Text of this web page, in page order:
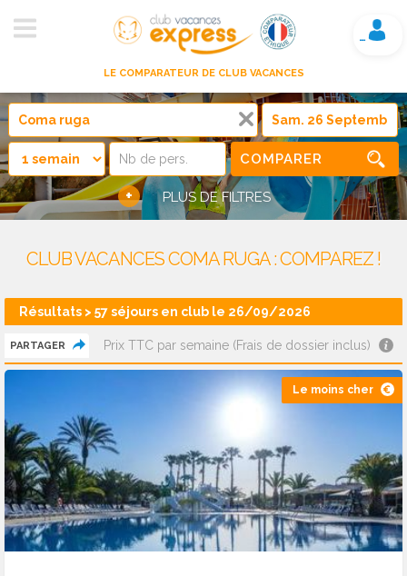
LE COMPARATEUR DE CLUB VACANCES
Mon compte
COMPARER
+ PLUS DE FILTRES
CLUB VACANCES COMA RUGA : COMPAREZ !
Résultats > 57 séjours en club le 26/09/2026
PARTAGER Prix TTC par semaine (Frais de dossier inclus)
Le moins cher